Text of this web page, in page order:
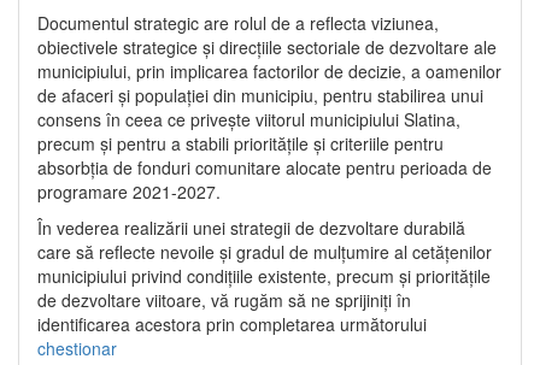
Documentul strategic are rolul de a reflecta viziunea,
obiectivele strategice și direcțiile sectoriale de dezvoltare ale
municipiului, prin implicarea factorilor de decizie, a oamenilor
de afaceri și populației din municipiu, pentru stabilirea unui
consens în ceea ce privește viitorul municipiului Slatina,
precum și pentru a stabili prioritățile și criteriile pentru
absorbția de fonduri comunitare alocate pentru perioada de
programare 2021-2027.
În vederea realizării unei strategii de dezvoltare durabilă
care să reflecte nevoile și gradul de mulțumire al cetățenilor
municipiului privind condițiile existente, precum și prioritățile
de dezvoltare viitoare, vă rugăm să ne sprijiniți în
identificarea acestora prin completarea următorului
chestionar